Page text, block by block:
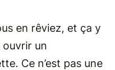
en rêviez, et ça y
ouvrir un
Ce n’est pas une